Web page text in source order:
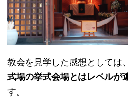
教会を見学した感想としては
式場の挙式会場とはレベルが
す。